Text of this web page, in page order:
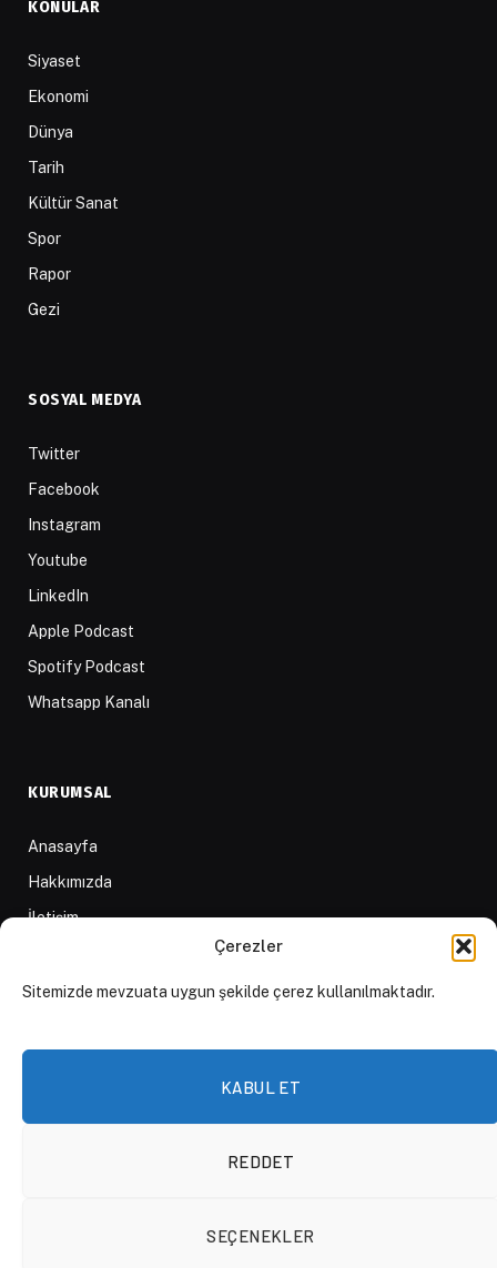
Çerezler
Sitemizde mevzuata uygun şekilde çerez kullanılmaktadır.
KABUL ET
REDDET
SEÇENEKLER
KONULAR
Siyaset
Ekonomi
Dünya
Tarih
Kültür Sanat
Spor
Rapor
Gezi
SOSYAL MEDYA
Twitter
Facebook
Instagram
Youtube
LinkedIn
Apple Podcast
Spotify Podcast
Whatsapp Kanalı
KURUMSAL
Anasayfa
Hakkımızda
İletişim
D84 Yayınları
Çerez Politikası